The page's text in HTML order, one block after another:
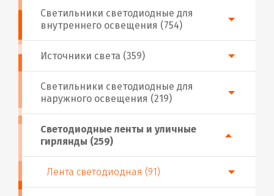
Источники света (359)
Светодиодные ленты и уличные
гирлянды (259)
Лента светодиодная (91)
Светильники светодиодные для
внутреннего освещения (754)
Светильники светодиодные для
наружного освещения (219)